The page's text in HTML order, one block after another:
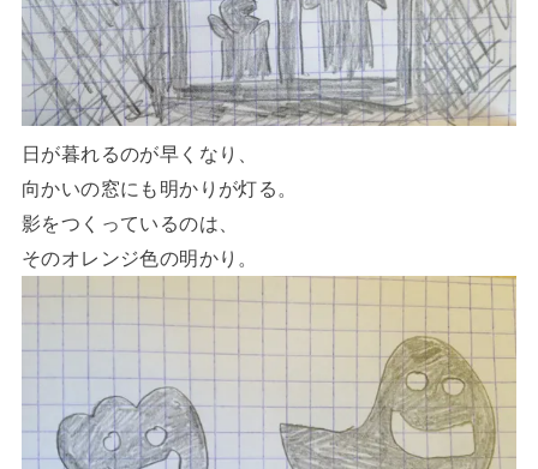
日が暮れるのが早くなり、
向かいの窓にも明かりが灯る。
影をつくっているのは、
そのオレンジ色の明かり。